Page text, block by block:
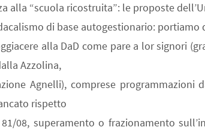
alla “scuola ricostruita”: le proposte
di base autogestionario: portiamo
alla DaD come pare a lor signori
Azzolina,
Agnelli), comprese
rispetto
08, superamento o frazionamento